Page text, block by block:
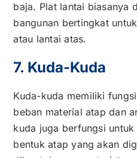
baja. Plat lantai biasanya
bangunan bertingkat
atau lantai atas.
7. Kuda-Kuda
Kuda-kuda memiliki
beban material atap dan
kuda juga berfungsi
bentuk atap yang akan